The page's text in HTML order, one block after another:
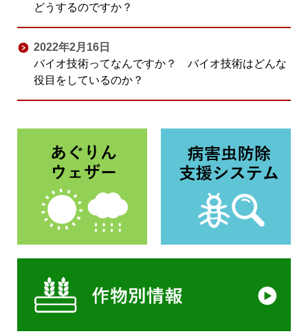
どうするのですか？
2022年2月16日
バイオ技術ってなんですか？ バイオ技術はどんな
役目をしているのか？